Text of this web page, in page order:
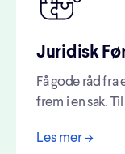
Juridisk
Få gode råd
frem i en sak.
Les mer ->